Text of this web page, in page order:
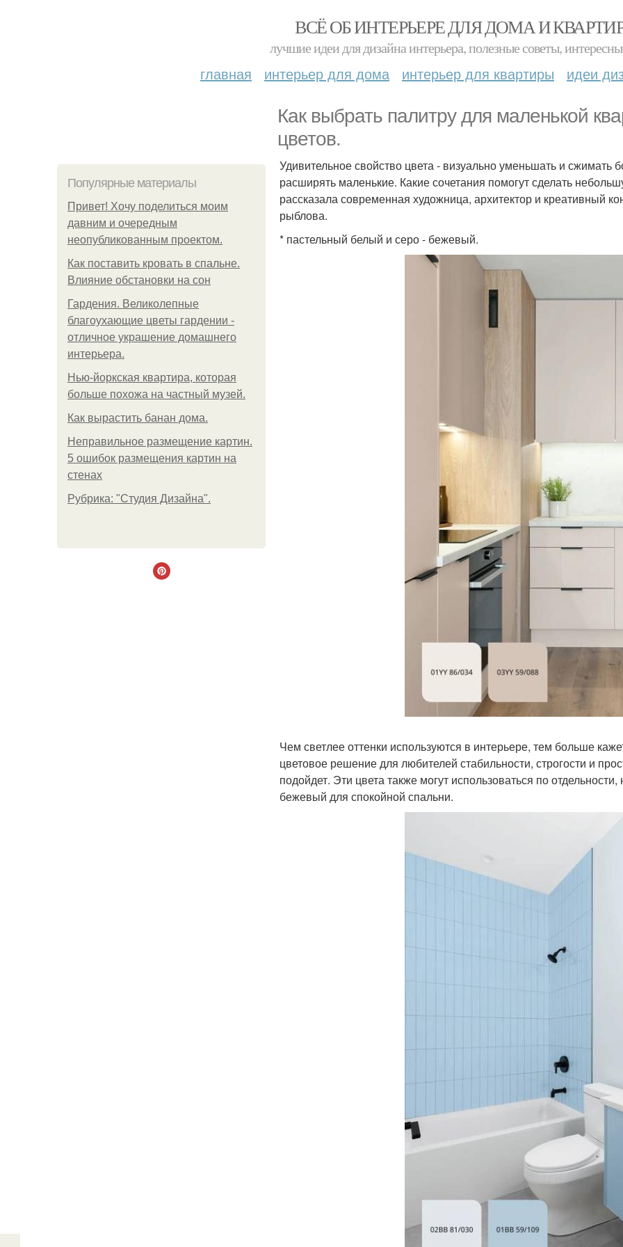
ВСЁ ОБ ИНТЕРЬЕРЕ ДЛЯ ДОМА И
лучшие идеи для дизайна интерьера, полезные советы,
главная интерьер для дома интерьер для квартиры идеи
Как выбрать палитру для маленькой
цветов.
Популярные материалы
Привет! Хочу поделиться моим
давним и очередным
неопубликованным проектом.
Как поставить кровать в спальне.
Влияние обстановки на сон
Гардения. Великолепные
благоухающие цветы гардении -
отличное украшение домашнего
интерьера.
Нью-йоркская квартира, которая
больше похожа на частный музей.
Как вырастить банан дома.
Неправильное размещение картин.
5 ошибок размещения картин на
стенах
Рубрика: "Студия Дизайна".
Удивительное свойство цвета - визуально уменьшать и сжимать
расширять маленькие. Какие сочетания помогут сделать
рассказала современная художница, архитектор и креативный
рыблова.
* пастельный белый и серо - бежевый.
Чем светлее оттенки используются в интерьере, тем больше
цветовое решение для любителей стабильности, строгости и
подойдет. Эти цвета также могут использоваться по
бежевый для спокойной спальни.